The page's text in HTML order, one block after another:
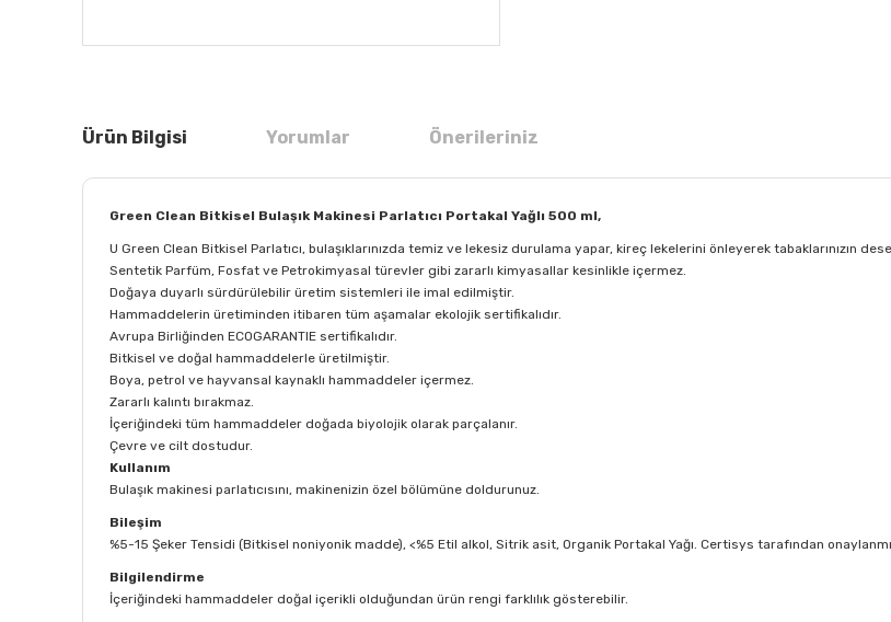
Ürün Bilgisi Yorumlar Önerileriniz
Green Clean Bitkisel Bulaşık Makinesi Parlatıcı Portakal Yağlı 500 ml,
U Green Clean Bitkisel Parlatıcı, bulaşıklarınızda temiz ve lekesiz durulama yapar, kireç lekelerini önleyerek tabaklarınızın
Sentetik Parfüm, Fosfat ve Petrokimyasal türevler gibi zararlı kimyasallar kesinlikle içermez.
Doğaya duyarlı sürdürülebilir üretim sistemleri ile imal edilmiştir.
Hammaddelerin üretiminden itibaren tüm aşamalar ekolojik sertifikalıdır.
Avrupa Birliğinden ECOGARANTIE sertifikalıdır.
Bitkisel ve doğal hammaddelerle üretilmiştir.
Boya, petrol ve hayvansal kaynaklı hammaddeler içermez.
Zararlı kalıntı bırakmaz.
İçeriğindeki tüm hammaddeler doğada biyolojik olarak parçalanır.
Çevre ve cilt dostudur.
Kullanım
Bulaşık makinesi parlatıcısını, makinenizin özel bölümüne doldurunuz.
Bileşim
%5-15 Şeker Tensidi (Bitkisel noniyonik madde), <%5 Etil alkol, Sitrik asit, Organik Portakal Yağı. Certisys tarafından
Bilgilendirme
İçeriğindeki hammaddeler doğal içerikli olduğundan ürün rengi farklılık gösterebilir.